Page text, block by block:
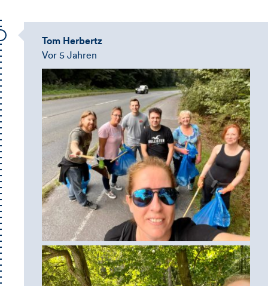
Tom Herbertz
Vor 5 Jahren